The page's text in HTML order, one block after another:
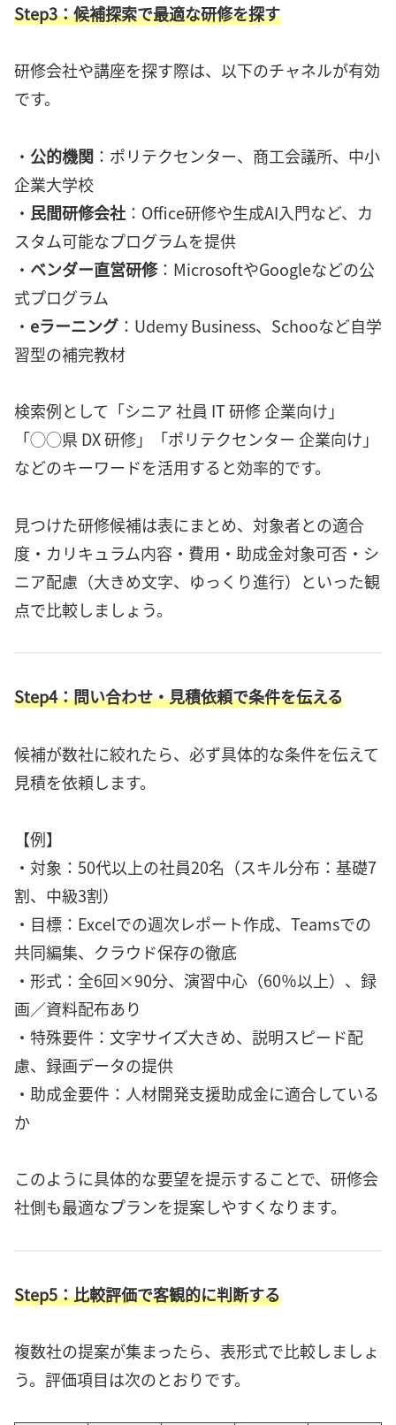
Step3：候補探索で最適な研修を探す
研修会社や講座を探す際は、以下のチャネルが有効
です。
・ 公的機関 ：ポリテクセンター、商工会議所、中小
企業大学校
・ 民間研修会社 ：Office研修や生成AI入門など、カ
スタム可能なプログラムを提供
・ ベンダー直営研修：MicrosoftやGoogleなどの公
式プログラム
・ eラーニング ：Udemy Business、Schooなど自学
習型の補完教材
検索例として「シニア 社員 IT 研修 企業向け」
「◯◯県 DX 研修」「ポリテクセンター 企業向け」
などのキーワードを活用すると効率的です。
見つけた研修候補は表にまとめ、対象者との適合
度・カリキュラム内容・費用・助成金対象可否・シ
ニア配慮（大きめ文字、ゆっくり進行）といった観
点で比較しましょう。
Step4：問い合わせ・見積依頼で条件を伝える
候補が数社に絞れたら、必ず具体的な条件を伝えて
見積を依頼します。
【例】
・対象：50代以上の社員20名（スキル分布：基礎7
割、中級3割）
・目標：Excelでの週次レポート作成、Teamsでの
共同編集、クラウド保存の徹底
・形式：全6回×90分、演習中心（60％以上）、録
画／資料配布あり
・特殊要件：文字サイズ大きめ、説明スピード配
慮、録画データの提供
・助成金要件：人材開発支援助成金に適合している
か
このように具体的な要望を提示することで、研修会
社側も最適なプランを提案しやすくなります。
Step5：比較評価で客観的に判断する
複数社の提案が集まったら、表形式で比較しましょ
う。評価項目は次のとおりです。